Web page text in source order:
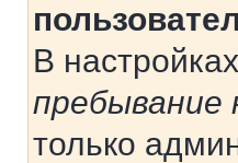
В
пребывание
только